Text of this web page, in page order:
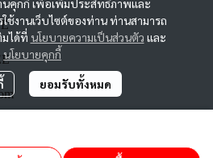
นคุกกี้ เพื่อเพิ่มประสิทธิภาพและ
ช้งานเว็บไซต์ของท่าน ท่านสามารถ
มได้ที่ นโยบายความเป็นส่วนตัว และ
นโยบายคุกกี้
ยอมรับทั้งหมด
by happyteebkk.com